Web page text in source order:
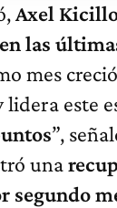
Axel
las
mes
lidera este
”,
una
segundo